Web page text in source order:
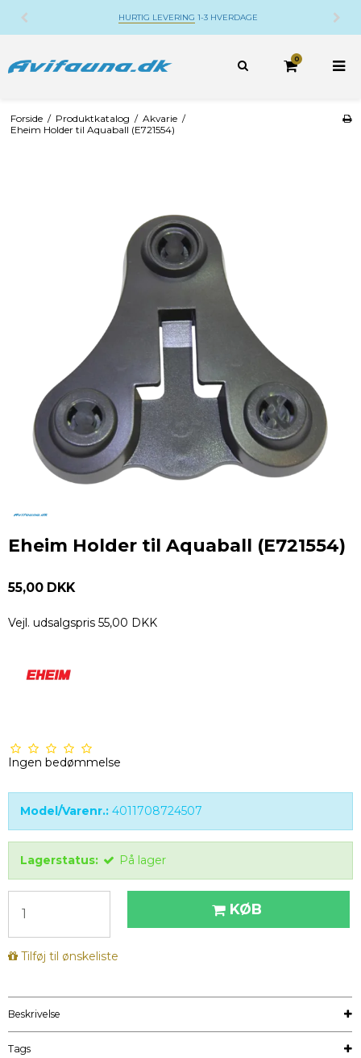
HURTIG LEVERING 1-3 HVERDAGE
0
Forside / Produktkatalog / Akvarie /
Eheim Holder til Aquaball (E721554)
Eheim Holder til Aquaball (E721554)
55,00 DKK
Vejl. udsalgspris 55,00 DKK
Ingen bedømmelse
Model/Varenr.: 4011708724507
Lagerstatus: På lager
KØB
Tilføj til ønskeliste
Beskrivelse
Tags